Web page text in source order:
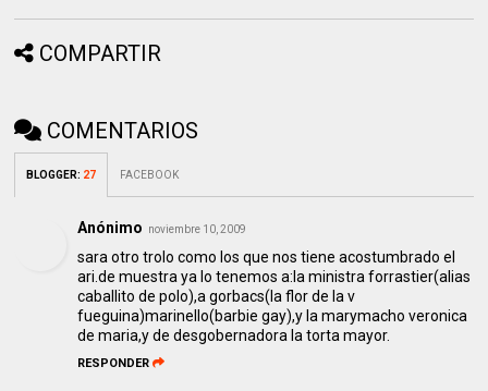
COMPARTIR
COMENTARIOS
BLOGGER: 27 FACEBOOK
Anónimo noviembre 10, 2009
sara otro trolo como los que nos tiene acostumbrado el
ari.de muestra ya lo tenemos a:la ministra forrastier(alias
caballito de polo),a gorbacs(la flor de la v
fueguina)marinello(barbie gay),y la marymacho veronica
de maria,y de desgobernadora la torta mayor.
RESPONDER